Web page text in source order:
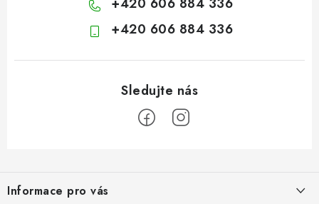
+420 606 884 336
pInformace pro vás